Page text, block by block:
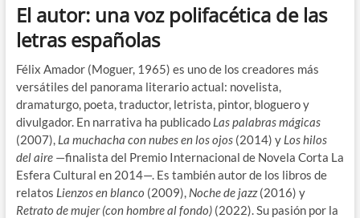
El autor: una voz polifacética de las
letras españolas
Félix Amador (Moguer, 1965) es uno de los creadores más
versátiles del panorama literario actual: novelista,
dramaturgo, poeta, traductor, letrista, pintor, bloguero y
divulgador. En narrativa ha publicado Las palabras mágicas
(2007), La muchacha con nubes en los ojos(2014) y Los hilos
del aire—finalista del Premio Internacional de Novela Corta La
Esfera Cultural en 2014—. Es también autor de los libros de
relatos Lienzos en blanco (2009), Noche de jazz(2016) y
Retrato de mujer (con hombre al fondo)(2022). Su pasión por la